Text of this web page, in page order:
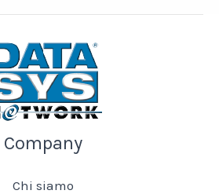
Company
Chi siamo